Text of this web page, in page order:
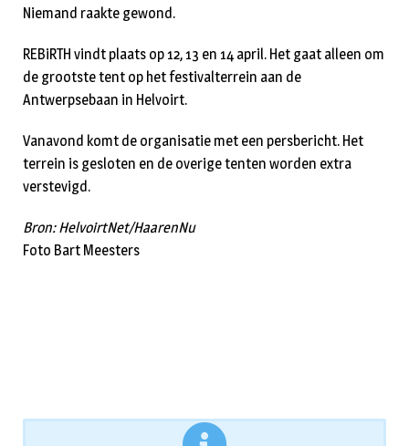
Niemand raakte gewond.
REBiRTH vindt plaats op 12, 13 en 14 april. Het gaat alleen om
de grootste tent op het festivalterrein aan de
Antwerpsebaan in Helvoirt.
Vanavond komt de organisatie met een persbericht. Het
terrein is gesloten en de overige tenten worden extra
verstevigd.
Bron: HelvoirtNet/HaarenNu
Foto Bart Meesters